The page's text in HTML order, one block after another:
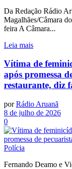
Da Redação Rádio
Magalhães/Câmara
feira A Câmara...
Leia mais
Vítima de
após promessa
restaurante, diz
por Rádio Aruanã
8 de julho de 2026
0
Polícia
Fernando Deamo e